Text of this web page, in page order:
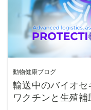
動物健康ブログ
輸送中のバイオ
ワクチンと生殖